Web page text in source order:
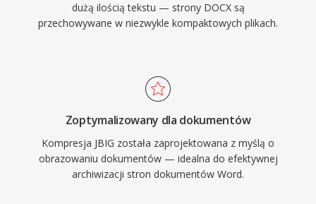
dużą ilością tekstu — strony DOCX są
przechowywane w niezwykle kompaktowych plikach.
Zoptymalizowany dla dokumentów
Kompresja JBIG została zaprojektowana z myślą o
obrazowaniu dokumentów — idealna do efektywnej
archiwizacji stron dokumentów Word.